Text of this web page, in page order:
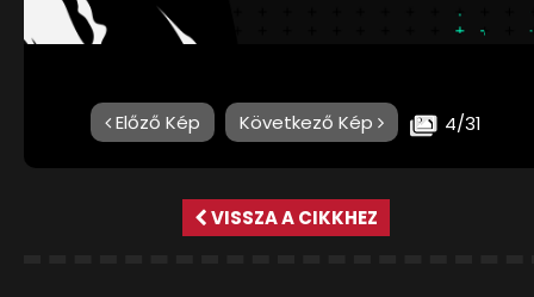
4/31
Előző Kép Következő Kép
VISSZA A CIKKHEZ